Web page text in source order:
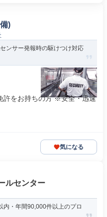
)
ンサー発報時の駆けつけ対応
許をお持ちの方 ※安全・迅速
気になる
ルセンター
内・年間90,000件以上のプロ